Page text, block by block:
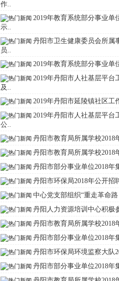
作..
2019年教育系统部分事业
示..
丹阳市卫生健康委员会所属
员..
2019年教育系统部分事业单
2019年丹阳市人社基层平
及..
2019年丹阳市延陵镇社区工
2019年丹阳市人社基层平
公..
丹阳市教育局所属学校2018
丹阳市教育局所属学校2018
丹阳市部分事业单位2018年
丹阳市环保局2018年公开招
中心党支部组织“重走革命
丹阳人力资源培训中心积极
丹阳市教育局所属学校2018
丹阳市部分事业单位2018年
丹阳市环保局环境监察大队
丹阳市部分事业单位2018年